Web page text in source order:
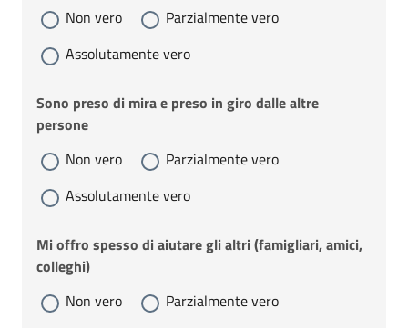
Non vero
Parzialmente vero
Assolutamente vero
Sono preso di mira e preso in giro dalle altre
persone
Non vero
Parzialmente vero
Assolutamente vero
Mi offro spesso di aiutare gli altri (famigliari, amici,
colleghi)
Non vero
Parzialmente vero